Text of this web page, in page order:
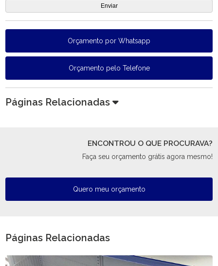
Orçamento por Whatsapp
Orçamento pelo Telefone
Páginas Relacionadas
ENCONTROU O QUE PROCURAVA?
Faça seu orçamento grátis agora mesmo!
Quero meu orçamento
Páginas Relacionadas